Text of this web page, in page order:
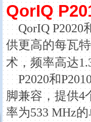
QorIQ
QorIQ P2020
供更高的每瓦
术，频率高达
P2020和
脚兼容，提供4
率为533 MHz的